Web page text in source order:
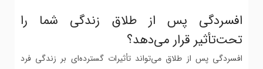
افسردگی پس از طلاق زندگی شما را
تحت‌تأثیر قرار می‌دهد؟
افسردگی پس از طلاق می‌تواند تأثیرات گسترده‌ای بر زندگی فرد